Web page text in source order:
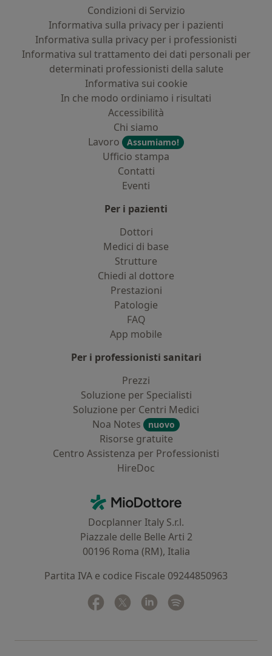
Condizioni di Servizio
Informativa sulla privacy per i pazienti
Informativa sulla privacy per i professionisti
Informativa sul trattamento dei dati personali per
determinati professionisti della salute
Informativa sui cookie
In che modo ordiniamo i risultati
Accessibilità
Chi siamo
Lavoro
Assumiamo!
Ufficio stampa
Contatti
Eventi
Per i pazienti
Dottori
Medici di base
Strutture
Chiedi al dottore
Prestazioni
Patologie
FAQ
App mobile
Per i professionisti sanitari
Prezzi
Soluzione per Specialisti
Soluzione per Centri Medici
Noa Notes
nuovo
Risorse gratuite
Centro Assistenza per Professionisti
HireDoc
MioDottore - Homepage
Docplanner Italy S.r.l.
Piazzale delle Belle Arti 2
00196 Roma (RM), Italia
Partita IVA e codice Fiscale 09244850963
Facebook
si apre in una nuova scheda
Twitter
si apre in una nuova scheda
Linkedin
si apre in una nuova